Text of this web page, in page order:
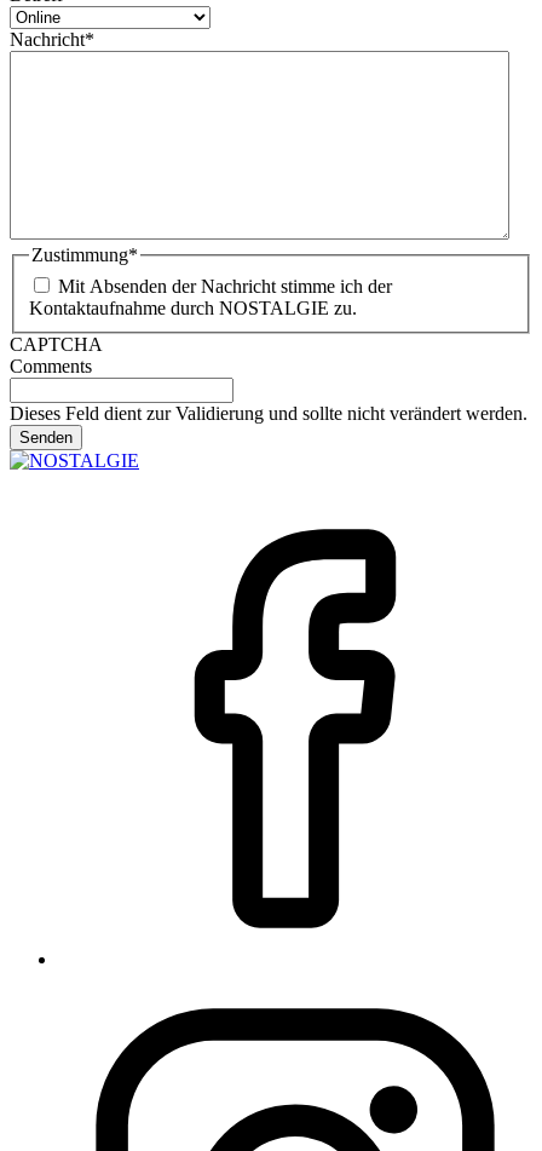
Nachricht*
Zustimmung*
Mit Absenden der Nachricht stimme ich der
Kontaktaufnahme durch NOSTALGIE zu.
CAPTCHA
Comments
Dieses Feld dient zur Validierung und sollte nicht verändert werden.